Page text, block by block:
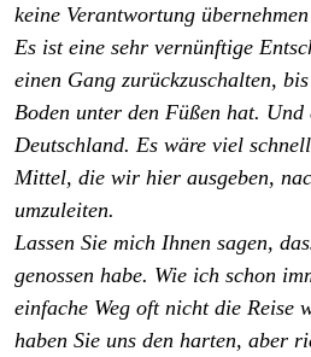
keine Verantwortung
Es ist eine sehr vernünftige
einen Gang zurückzuschalten,
Boden unter den Füßen hat.
Deutschland. Es wäre viel
Mittel, die wir hier ausgeben,
umzuleiten.
Lassen Sie mich Ihnen sagen,
genossen habe. Wie ich schon
einfache Weg oft nicht die Reise
haben Sie uns den harten, aber